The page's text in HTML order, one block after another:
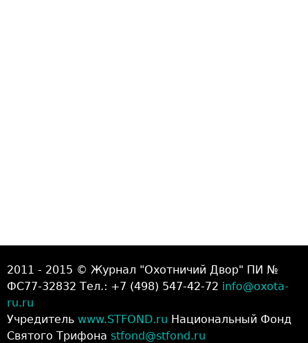
2011 - 2015 © Журнал "Охотничий Двор" ПИ №
ФС77-32832 Тел.: +7 (498) 547-42-72 info@oxota-
ru.ru
Учредитель www.STFOND.ru Национальный Фонд
Святого Трифона stfond@stfond.ru